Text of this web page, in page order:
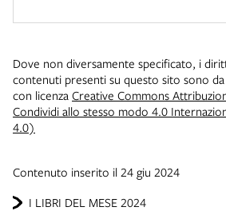
I LIBRI DEL MESE 2024
Dove non diversamente specificato, i
contenuti presenti su questo sito sono
con licenza Creative Commons
Condividi allo stesso modo 4.0
4.0)
Contenuto inserito il 24 giu 2024